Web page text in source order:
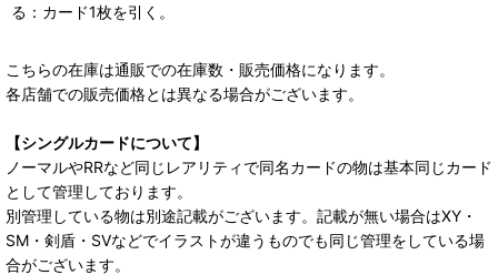
る：カード1枚を引く。
こちらの在庫は通販での在庫数・販売価格になります。
各店舗での販売価格とは異なる場合がございます。
【シングルカードについて】
ノーマルやRRなど同じレアリティで同名カードの物は基本同じカード
として管理しております。
別管理している物は別途記載がございます。記載が無い場合はXY・
SM・剣盾・SVなどでイラストが違うものでも同じ管理をしている場
合がございます。